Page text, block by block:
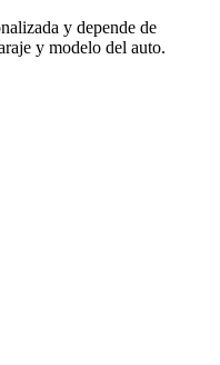
y depende de
y modelo del auto.